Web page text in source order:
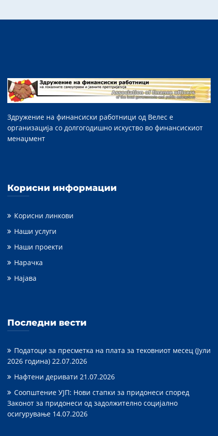
Здружение на финансиски работници од Велес е
организација со долгогодишно искуство во финансискиот
менаџмент
Корисни информации
Корисни линкови
Наши услуги
Наши проекти
Нарачка
Најава
Последни вести
Податоци за пресметка на плата за тековниот месец (Јули
2026 година) 22.07.2026
Нафтени деривати 21.07.2026
Соопштение УЈП: Нови стапки за придонеси според
Законот за придонеси од задолжително социјално
осигурување 14.07.2026